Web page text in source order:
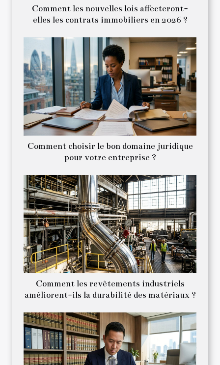
Comment les nouvelles lois affecteront-
elles les contrats immobiliers en 2026 ?
Comment choisir le bon domaine juridique
pour votre entreprise ?
Comment les revêtements industriels
améliorent-ils la durabilité des matériaux ?